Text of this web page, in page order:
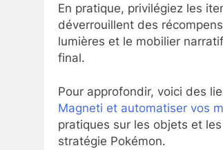
En pratique, privilégiez les
déverrouillent des
lumières et le mobilier
final.
Pour approfondir, voici des
Magneti et automatiser vos
pratiques sur les objets et
stratégie Pokémon.